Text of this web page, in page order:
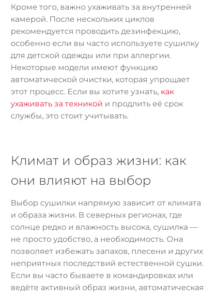
Кроме того, важно ухаживать за внутренней
камерой. После нескольких циклов
рекомендуется проводить дезинфекцию,
особенно если вы часто используете сушилку
для детской одежды или при аллергии.
Некоторые модели имеют функцию
автоматической очистки, которая упрощает
этот процесс. Если вы хотите узнать, как
ухаживать за техникой и продлить её срок
службы, это стоит учитывать.
Климат и образ жизни: как
они влияют на выбор
Выбор сушилки напрямую зависит от климата
и образа жизни. В северных регионах, где
солнце редко и влажность высока, сушилка —
не просто удобство, а необходимость. Она
позволяет избежать запахов, плесени и других
неприятных последствий естественной сушки.
Если вы часто бываете в командировках или
ведёте активный образ жизни, автоматическая